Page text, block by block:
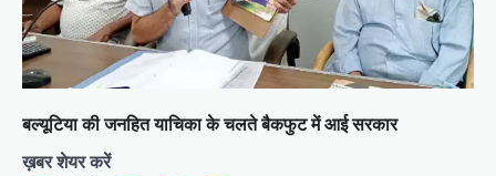
बल्यूटिया की जनहित याचिका के चलते बैकफुट में आई सरकार
ख़बर शेयर करें